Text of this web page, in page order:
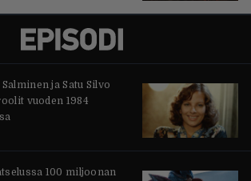
ja Satu Silvo
vuoden 1984
100 miljoonan